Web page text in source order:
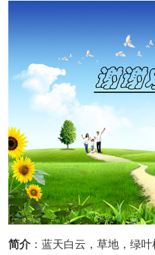
简介 ：蓝天白云，草地，绿